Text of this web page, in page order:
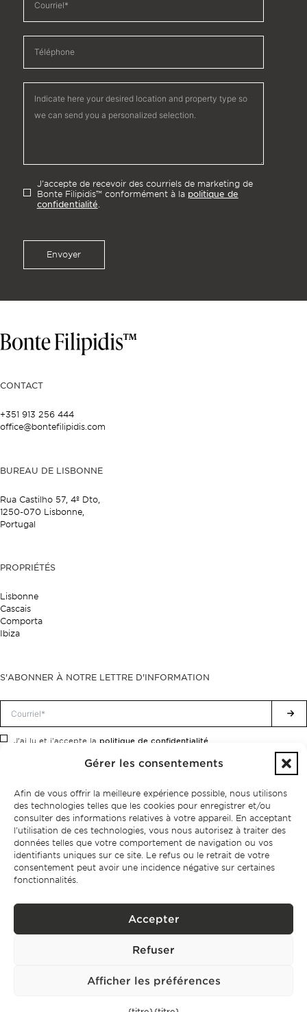
Gérer les consentements
Afin de vous offrir la meilleure expérience possible, nous utilisons
des technologies telles que les cookies pour enregistrer et/ou
consulter des informations relatives à votre appareil. En acceptant
l'utilisation de ces technologies, vous nous autorisez à traiter des
données telles que votre comportement de navigation ou vos
identifiants uniques sur ce site. Le refus ou le retrait de votre
consentement peut avoir une incidence négative sur certaines
fonctionnalités.
Accepter
Refuser
Afficher les préférences
J'accepte de recevoir des courriels de marketing de
Bonte Filipidis™ conformément à la politique de
confidentialité.
Envoyer
CONTACT
+351 913 256 444
office@bontefilipidis.com
BUREAU DE LISBONNE
Rua Castilho 57, 4º Dto,
1250-070 Lisbonne,
Portugal
PROPRIÉTÉS
Lisbonne
Cascais
Comporta
Ibiza
S'ABONNER À NOTRE LETTRE D'INFORMATION
J'ai lu et j'accepte la politique de confidentialité.
Politique de confidentialité
BPPS – Portugal Property Services – Mediação Imobiliária, Lda Licença nº
BONTE FILIPIDIS — TOUS DROITS RÉSERVÉS